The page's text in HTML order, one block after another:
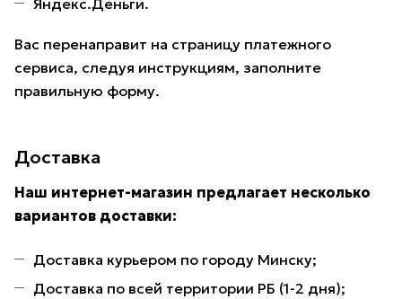
Яндекс.Деньги.
Вас перенаправит на страницу платежного
сервиса, следуя инструкциям, заполните
правильную форму.
Доставка
Наш интернет-магазин предлагает несколько
вариантов доставки:
Доставка курьером по городу Минску;
Доставка по всей территории РБ (1-2 дня);